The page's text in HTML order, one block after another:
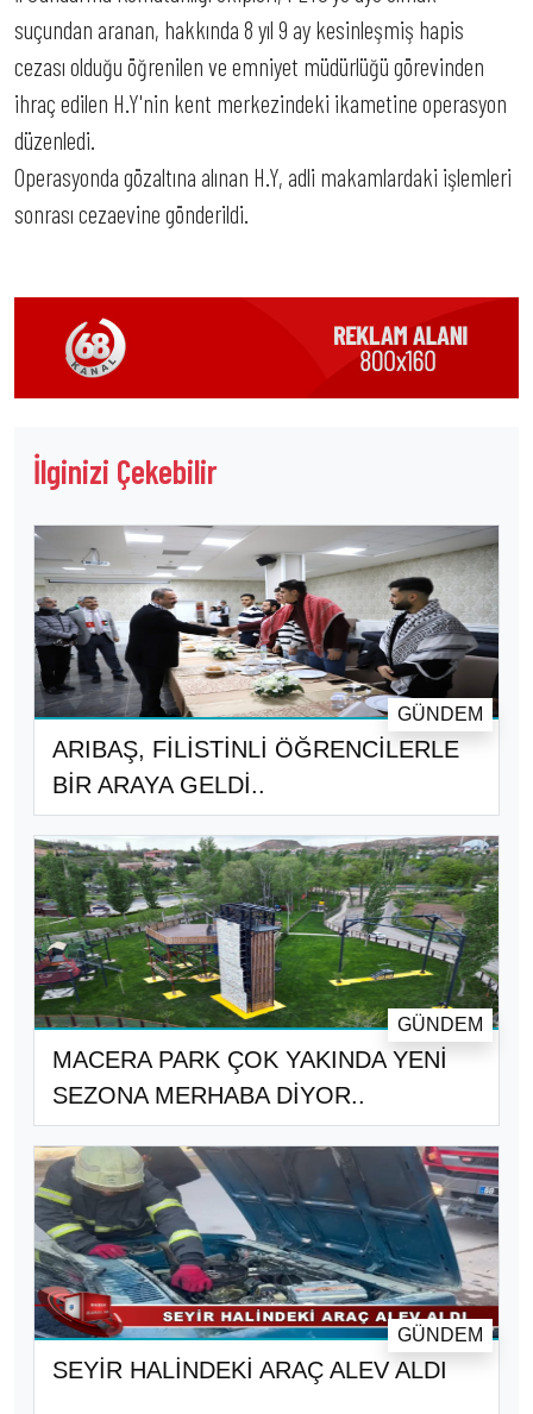
suçundan aranan, hakkında 8 yıl 9 ay kesinleşmiş hapis
cezası olduğu öğrenilen ve emniyet müdürlüğü görevinden
ihraç edilen H.Y'nin kent merkezindeki ikametine operasyon
düzenledi.
Operasyonda gözaltına alınan H.Y, adli makamlardaki işlemleri
sonrası cezaevine gönderildi.
İlginizi Çekebilir
ARIBAŞ, FİLİSTİNLİ ÖĞRENCİLERLE
BİR ARAYA GELDİ..
GÜNDEM
MACERA PARK ÇOK YAKINDA YENİ
SEZONA MERHABA DİYOR..
GÜNDEM
SEYİR HALİNDEKİ ARAÇ ALEV ALDI
GÜNDEM